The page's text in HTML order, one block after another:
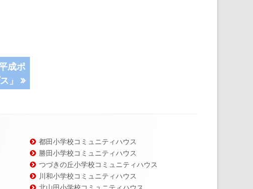
成ポ
」
都田小学校コミュニティハウス
勝田小学校コミュニティハウス
つづきの丘小学校コミュニティハウス
川和小学校コミュニティハウス